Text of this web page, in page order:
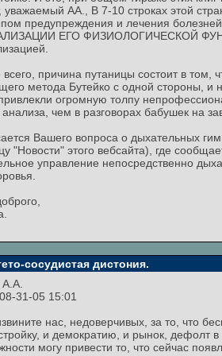
уважаемый АА., В 7-10 строках этой
предупреждения и лечения
ЕГО ФИЗИОЛОГИЧЕСКОЙ
причина путаницы состоит в том,
метода Бутейко с одной стороны,
огромную толпу
чем в разговорах бабушек на
Вашего вопроса о дыхательных
"Новости" этого вебсайта), где
управление непосредственно
сосудистая дистония.
31-05 15:01
нас, недоверчивых, за то, что
и демократию, и рынок, дефолт
могу привести то, что сейчас